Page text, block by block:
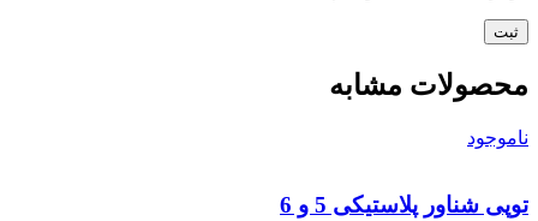
محصولات مشابه
ناموجود
توپی شناور پلاستیکی 5 و 6